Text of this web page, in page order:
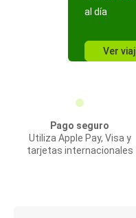
al día
Ver
Pago seguro
Utiliza Apple Pay, Visa y
tarjetas internacionales